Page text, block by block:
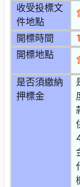
收受投標文
件地點
開標時間
開標地點
是否須繳納
押標金